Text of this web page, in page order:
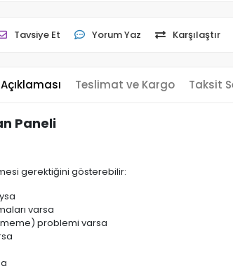
Tavsiye Et Yorum Yaz Karşılaştır
Teslimat ve Kargo Taksit
Paneli
gerektiğini gösterebilir:
varsa
problemi varsa